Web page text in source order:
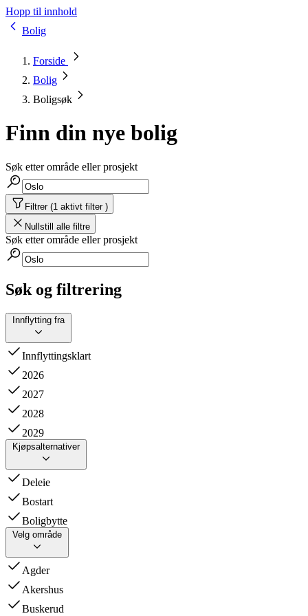
Hopp til innhold
Bolig
Forside
Bolig
Boligsøk
Finn din nye bolig
Søk etter område eller prosjekt
Filtrer (1 aktivt filter )
Nullstill alle filtre
Søk etter område eller prosjekt
Søk og filtrering
Innflytting fra
Innflyttingsklart
2026
2027
2028
2029
Kjøpsalternativer
Deleie
Bostart
Boligbytte
Velg område
Agder
Akershus
Buskerud